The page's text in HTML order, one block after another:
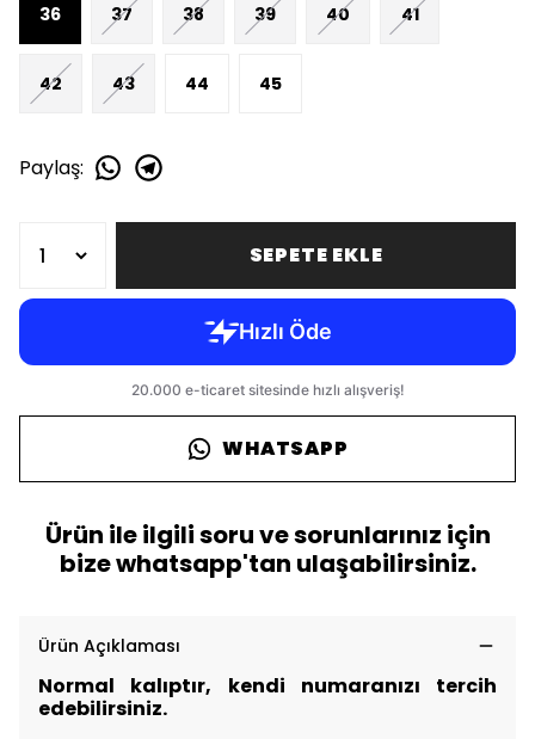
36 37 38 39 40 41
42 43 44 45
Paylaş:
SEPETE EKLE
WHATSAPP
Ürün ile ilgili soru ve sorunlarınız için
bize whatsapp'tan ulaşabilirsiniz.
Ürün Açıklaması
Normal kalıptır, kendi numaranızı tercih
edebilirsiniz.